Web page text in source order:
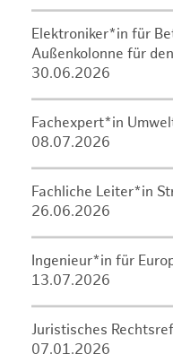
Elektroniker*in für
Außenkolonne für
30.06.2026
Fachexpert*in
08.07.2026
Fachliche Leiter*in
26.06.2026
Ingenieur*in für
13.07.2026
Juristisches
07.01.2026